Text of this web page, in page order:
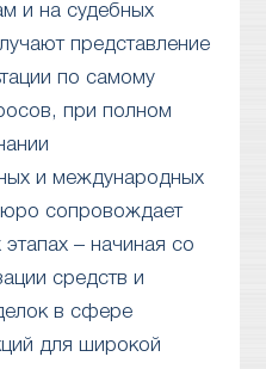
и на судебных
представление
по самому
при полном
и международных
сопровождает
– начиная со
средств и
в сфере
для широкой